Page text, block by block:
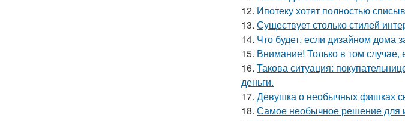
12. Ипотеку хотят полностью
13. Существует столько стилей
14. Что будет, если дизайном дома
15. Внимание! Только в том случае,
16. Такова ситуация:
деньги.
17. Девушка о необычных фишках
18. Самое необычное решение для